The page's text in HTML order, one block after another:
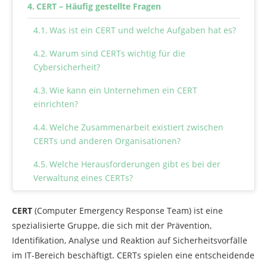
CERT – Häufig gestellte Fragen
Was ist ein CERT und welche Aufgaben hat es?
Warum sind CERTs wichtig für die
Cybersicherheit?
Wie kann ein Unternehmen ein CERT
einrichten?
Welche Zusammenarbeit existiert zwischen
CERTs und anderen Organisationen?
Welche Herausforderungen gibt es bei der
Verwaltung eines CERTs?
CERT (Computer Emergency Response Team) ist eine
spezialisierte Gruppe, die sich mit der Prävention,
Identifikation, Analyse und Reaktion auf Sicherheitsvorfälle
im IT-Bereich beschäftigt. CERTs spielen eine entscheidende